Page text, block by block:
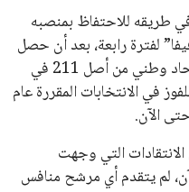
تحقق من قهوتك المغشوشة 7 علامات تدل
أول رشفة